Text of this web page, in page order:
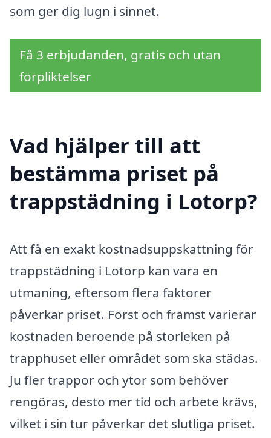
som ger dig lugn i sinnet.
Få 3 erbjudanden, gratis och utan
förpliktelser
Vad hjälper till att
bestämma priset på
trappstädning i Lotorp?
Att få en exakt kostnadsuppskattning för
trappstädning i Lotorp kan vara en
utmaning, eftersom flera faktorer
påverkar priset. Först och främst varierar
kostnaden beroende på storleken på
trapphuset eller området som ska städas.
Ju fler trappor och ytor som behöver
rengöras, desto mer tid och arbete krävs,
vilket i sin tur påverkar det slutliga priset.